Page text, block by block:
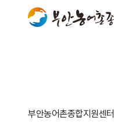
부안농어촌종합지원센터